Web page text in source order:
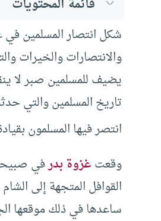
قائمة المحتويات
شكل انتصار المسلمين
والانتصارات والخيرات
يضيف للمسلمين صبر لا
تاريخ المسلمين والتي
انتصر فيها المسلمون
وقعتغزوة بدر
القوافل المتجهة إلى
ساعدها في ذلك موقعها